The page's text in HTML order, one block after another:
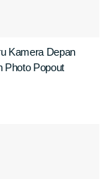
Kamera Depan
Photo Popout